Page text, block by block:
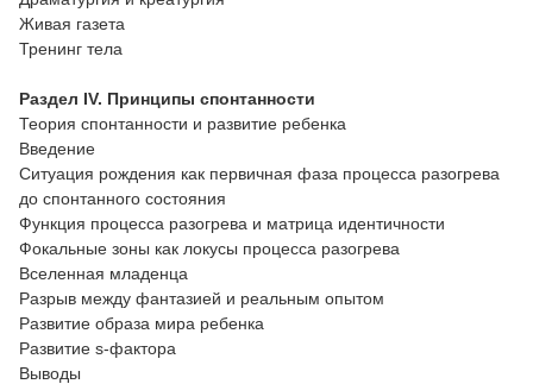
Живая газета
Тренинг тела
Раздел IV. Принципы спонтанности
Теория спонтанности и развитие ребенка
Введение
Ситуация рождения как первичная фаза процесса разогрева
до спонтанного состояния
Функция процесса разогрева и матрица идентичности
Фокальные зоны как локусы процесса разогрева
Вселенная младенца
Разрыв между фантазией и реальным опытом
Развитие образа мира ребенка
Развитие s-фактора
Выводы